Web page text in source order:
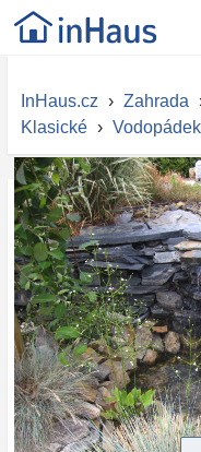
InHaus.cz › Zahrada
Klasické › Vodopádek